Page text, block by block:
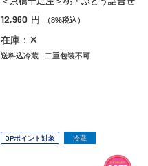
12,960 円 （8%税込）
在庫：✕
送料込冷蔵 二重包装不可
OPポイント対象 冷蔵